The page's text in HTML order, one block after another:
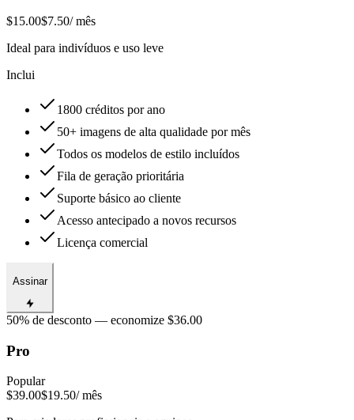
$15.00$7.50/ mês
Ideal para indivíduos e uso leve
Inclui
1800 créditos por ano
50+ imagens de alta qualidade por mês
Todos os modelos de estilo incluídos
Fila de geração prioritária
Suporte básico ao cliente
Acesso antecipado a novos recursos
Licença comercial
Assinar
50% de desconto — economize $36.00
Pro
Popular
$39.00$19.50/ mês